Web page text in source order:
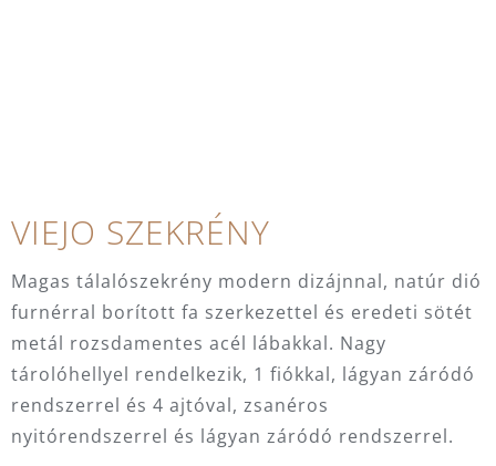
VIEJO SZEKRÉNY
Magas tálalószekrény modern dizájnnal, natúr dió
furnérral borított fa szerkezettel és eredeti sötét
metál rozsdamentes acél lábakkal. Nagy
tárolóhellyel rendelkezik, 1 fiókkal, lágyan záródó
rendszerrel és 4 ajtóval, zsanéros
nyitórendszerrel és lágyan záródó rendszerrel.